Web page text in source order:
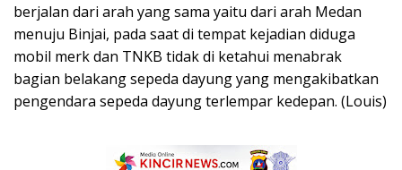
berjalan dari arah yang sama yaitu dari arah Medan
menuju Binjai, pada saat di tempat kejadian diduga
mobil merk dan TNKB tidak di ketahui menabrak
bagian belakang sepeda dayung yang mengakibatkan
pengendara sepeda dayung terlempar kedepan. (Louis)